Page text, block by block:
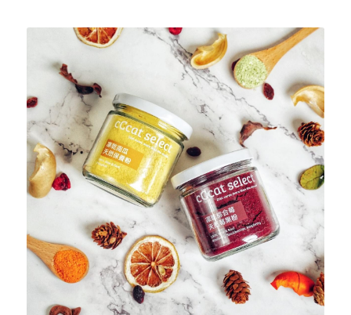
燈光
閃光燈
控光設備
穩定器
收音
相機腳架 & 燈光腳架
空拍機
攝影設備
業務機
鏡頭
縮時攝影機
相機
活動架設
動態錄影
活動紀錄
專訪紀錄
形象影片
MV拍攝
產品宣傳
求婚紀錄
婚禮紀錄
平面攝影
活動攝影
人像攝影
商品攝影
寵物攝影
空間攝影
空拍攝影
Facebook
YouTube
米茲影像